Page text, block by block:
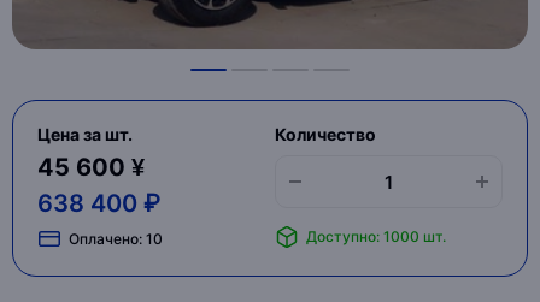
Цена за шт.
45 600 ¥
638 400 ₽
Оплачено: 10
Количество
Доступно: 1000 шт.